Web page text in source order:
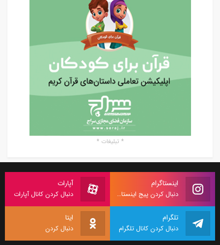
* تبلیغات *
اینستاگرام
دنبال کردن پیج اینستاگرام
آپارات
دنبال کردن کانال آپارات
تلگرام
دنبال کردن کانال تلگرام
ایتا
دنبال کردن